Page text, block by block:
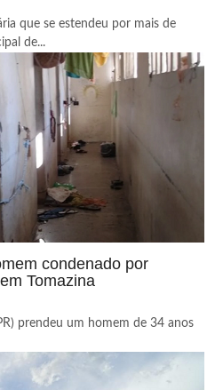
que se estendeu por mais de
de...
condenado por
Tomazina
prendeu um homem de 34 anos